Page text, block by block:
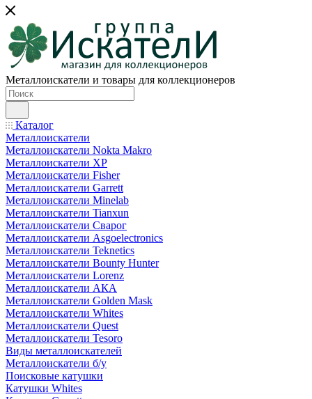
Металлоискатели и товары для коллекционеров
Каталог
Металлоискатели
Металлоискатели Nokta Makro
Металлоискатели XP
Металлоискатели Fisher
Металлоискатели Garrett
Металлоискатели Minelab
Металлоискатели Tianxun
Металлоискатели Сварог
Металлоискатели Asgoelectronics
Металлоискатели Teknetics
Металлоискатели Bounty Hunter
Металлоискатели Lorenz
Металлоискатели АКА
Металлоискатели Golden Mask
Металлоискатели Whites
Металлоискатели Quest
Металлоискатели Tesoro
Виды металлоискателей
Металлоискатели б/у
Поисковые катушки
Катушки Whites